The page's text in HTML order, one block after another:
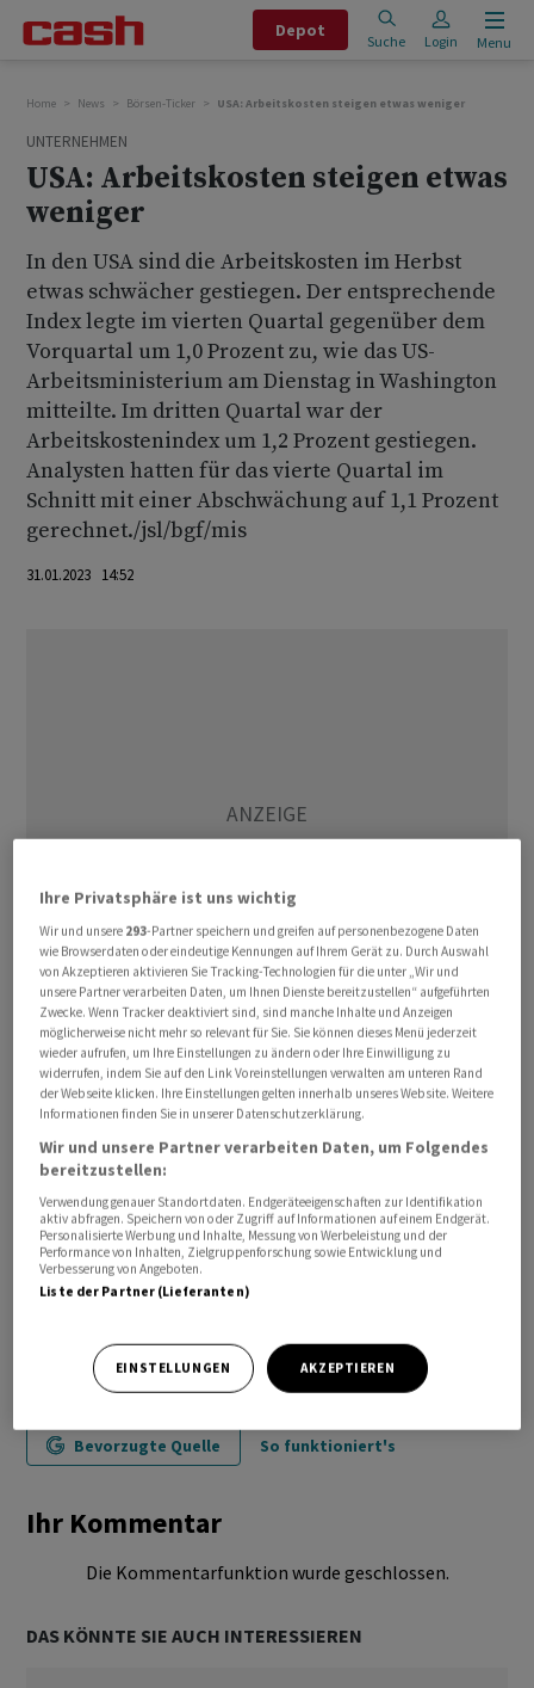
Depot
Suche Login Menu
Home News Börsen-Ticker USA: Arbeitskosten steigen etwas weniger
UNTERNEHMEN
USA: Arbeitskosten steigen etwas
weniger
In den USA sind die Arbeitskosten im Herbst
etwas schwächer gestiegen. Der entsprechende
Index legte im vierten Quartal gegenüber dem
Vorquartal um 1,0 Prozent zu, wie das US-
Arbeitsministerium am Dienstag in Washington
mitteilte. Im dritten Quartal war der
Arbeitskostenindex um 1,2 Prozent gestiegen.
Analysten hatten für das vierte Quartal im
Schnitt mit einer Abschwächung auf 1,1 Prozent
gerechnet./jsl/bgf/mis
31.01.2023 14:52
(AWP)
Bevorzugte Quelle So funktioniert's
Ihr Kommentar
Die Kommentarfunktion wurde geschlossen.
DAS KÖNNTE SIE AUCH INTERESSIEREN
Ihre Privatsphäre ist uns wichtig
Wir und unsere 293-Partner speichern und greifen auf personenbezogene Daten
wie Browserdaten oder eindeutige Kennungen auf Ihrem Gerät zu. Durch Auswahl
von Akzeptieren aktivieren Sie Tracking-Technologien für die unter „Wir und
unsere Partner verarbeiten Daten, um Ihnen Dienste bereitzustellen“ aufgeführten
Zwecke. Wenn Tracker deaktiviert sind, sind manche Inhalte und Anzeigen
möglicherweise nicht mehr so relevant für Sie. Sie können dieses Menü jederzeit
wieder aufrufen, um Ihre Einstellungen zu ändern oder Ihre Einwilligung zu
widerrufen, indem Sie auf den Link Voreinstellungen verwalten am unteren Rand
der Webseite klicken. Ihre Einstellungen gelten innerhalb unseres Website. Weitere
Informationen finden Sie in unserer Datenschutzerklärung.
Wir und unsere Partner verarbeiten Daten, um Folgendes
bereitzustellen:
Verwendung genauer Standortdaten. Endgeräteeigenschaften zur Identifikation
aktiv abfragen. Speichern von oder Zugriff auf Informationen auf einem Endgerät.
Personalisierte Werbung und Inhalte, Messung von Werbeleistung und der
Performance von Inhalten, Zielgruppenforschung sowie Entwicklung und
Verbesserung von Angeboten.
Liste der Partner (Lieferanten)
EINSTELLUNGEN AKZEPTIEREN